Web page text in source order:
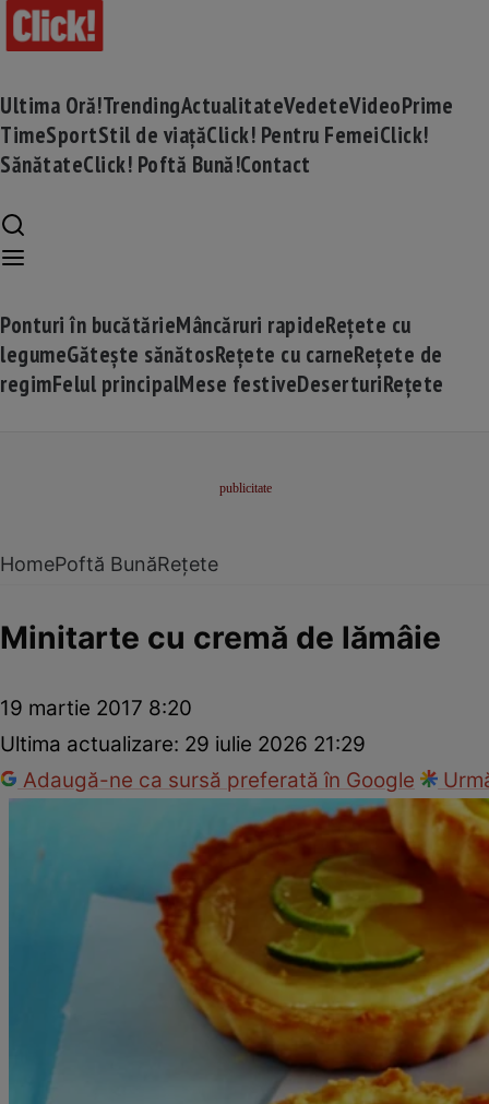
Ultima Oră!TrendingActualitateVedeteVideoPrime
TimeSportStil de viațăClick! Pentru FemeiClick!
SănătateClick! Poftă Bună!Contact
Ponturi în bucătărieMâncăruri rapideRețete cu
legumeGătește sănătosRețete cu carneRețete de
regimFelul principalMese festiveDeserturiRețete
HomePoftă BunăRețete
Minitarte cu cremă de lămâie
19 martie 2017 8:20
Ultima actualizare: 29 iulie 2026 21:29
Adaugă-ne ca sursă preferată în Google